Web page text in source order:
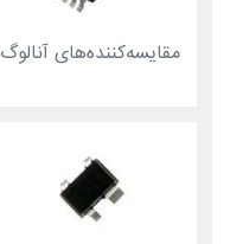
مقایسه‌کننده‌های آنالوگ